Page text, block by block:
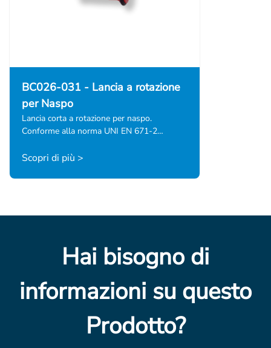
BC026-031 - Lancia a rotazione
per Naspo
Lancia corta a rotazione per naspo.
Conforme alla norma UNI EN 671-2…
Scopri di più >
Hai bisogno di
informazioni su questo
Prodotto?